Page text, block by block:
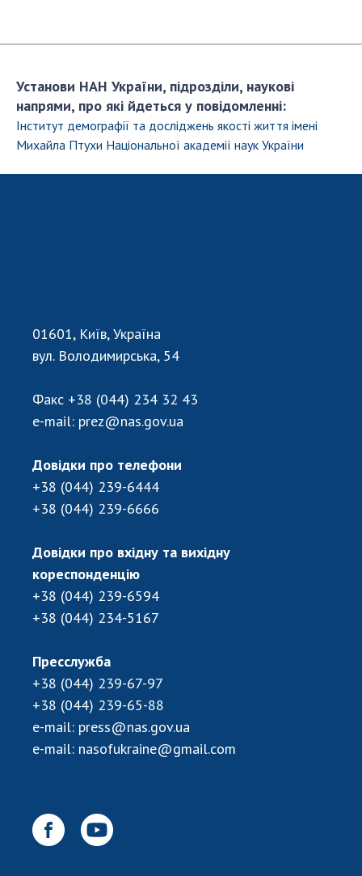
Центри колективного користування
Оцінювання ефективності діяльності
наукових установ
Конкурси наукових досліджень НАН України
Відкрита наука в НАН України
Підготовка наукових кадрів
Міжнародні програми та конкурси
Нормативні акти НАН України
Вибори до складу НАН України
Бланки документів
НОВИНИ
ЗАСІДАННЯ ПРЕЗИДІЇ НАН УКРАЇНИ
НАУКОВІ ВИДАННЯ
МЕДІА ПРО НАС
АКАДЕМІЯ КОМЕНТУЄ
КОНТАКТИ
ПРОФСПІЛКА НАН УКРАЇНИ
КАБІНЕТ
Установи НАН України, підрозділи, наукові
напрями, про які йдеться у повідомленні:
Інститут демографії та досліджень якості життя імені
Михайла Птухи Національної академії наук України
01601, Київ, Україна
вул. Володимирська, 54
Факс +38 (044) 234 32 43
e-mail: prez@nas.gov.ua
Довідки про телефони
+38 (044) 239-6444
+38 (044) 239-6666
Довідки про вхідну та вихідну
кореспонденцію
+38 (044) 239-6594
+38 (044) 234-5167
Пресслужба
+38 (044) 239-67-97
+38 (044) 239-65-88
e-mail: press@nas.gov.ua
e-mail: nasofukraine@gmail.com